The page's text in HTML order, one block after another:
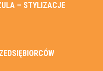
– STYLIZACJE